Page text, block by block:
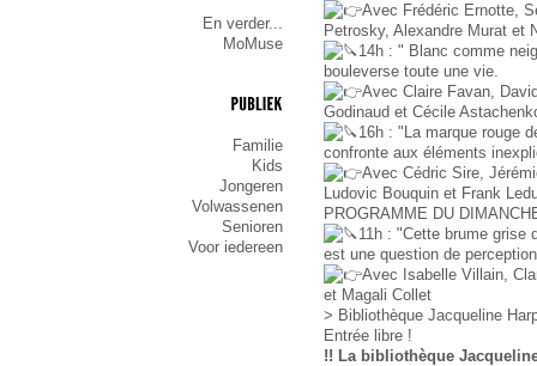
En verder...
MoMuse
Familie
Kids
Jongeren
Volwassenen
Senioren
Voor iedereen
Avec Frédéric Ernotte,
Petrosky, Alexandre Murat et
14h : " Blanc comme
bouleverse toute une vie.
Avec Claire Favan,
Godinaud et Cécile
16h : "La marque rouge
confronte aux éléments
Avec Cédric Sire,
Ludovic Bouquin et Frank
PROGRAMME DU
11h : "Cette brume grise
est une question de
Avec Isabelle Villain,
et Magali Collet
> Bibliothèque Jacqueline
Entrée libre !
!! La bibliothèque